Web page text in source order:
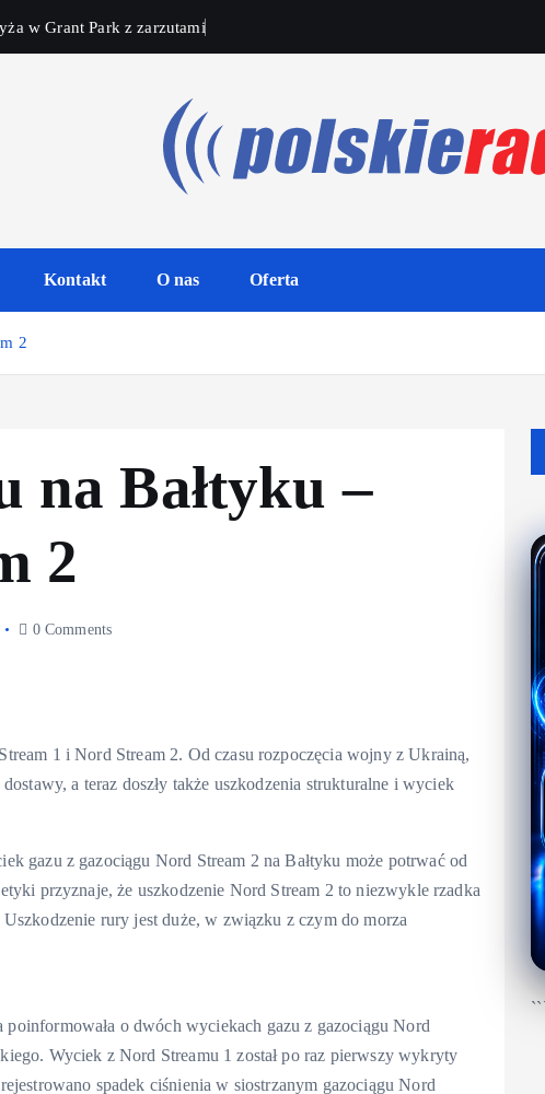
w Grant Park z zarzutami
Kontakt O nas Oferta
2
na Bałtyku –
2
0 Comments
1 i Nord Stream 2. Od czasu rozpoczęcia wojny z Ukrainą,
a teraz doszły także uszkodzenia strukturalne i wyciek
gazu z gazociągu Nord Stream 2 na Bałtyku może potrwać od
przyznaje, że uszkodzenie Nord Stream 2 to niezwykle rzadka
rury jest duże, w związku z czym do morza
o dwóch wyciekach gazu z gazociągu Nord
Wyciek z Nord Streamu 1 został po raz pierwszy wykryty
spadek ciśnienia w siostrzanym gazociągu Nord